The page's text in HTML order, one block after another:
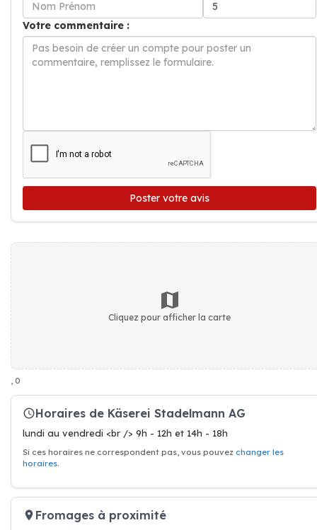
Votre commentaire :
Poster votre avis
Cliquez pour afficher la carte
, 0
Horaires de Käserei Stadelmann AG
lundi au vendredi <br /> 9h - 12h et 14h - 18h
Si ces horaires ne correspondent pas, vous pouvez changer les
horaires.
Fromages à proximité